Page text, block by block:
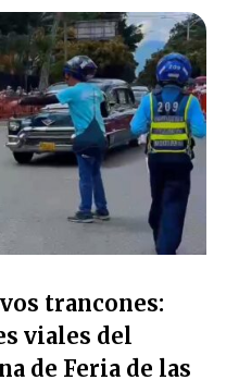
trancones:
viales del
de Feria de las